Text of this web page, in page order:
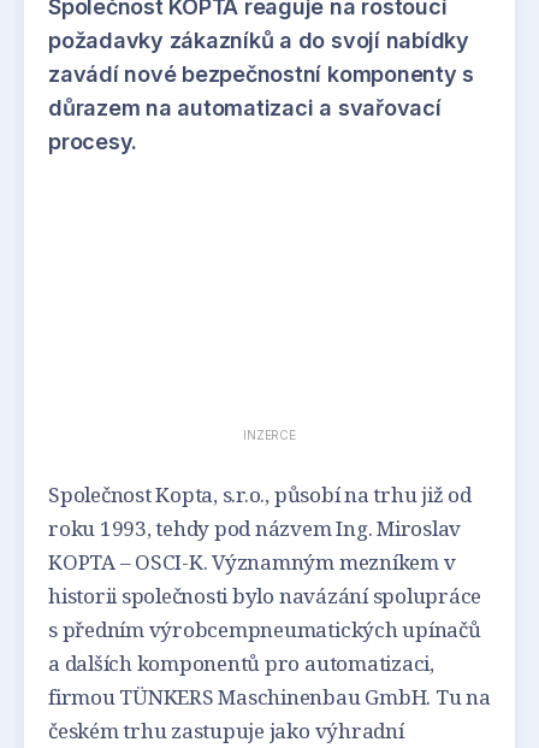
Společnost KOPTA reaguje na rostoucí
požadavky zákazníků a do svojí nabídky
zavádí nové bezpečnostní komponenty s
důrazem na automatizaci a svařovací
procesy.
INZERCE
Společnost Kopta, s.r.o., působí na trhu již od
roku 1993, tehdy pod názvem Ing. Miroslav
KOPTA – OSCI-K. Významným mezníkem v
historii společnosti bylo navázání spolupráce
s předním výrobcempneumatických upínačů
a dalších komponentů pro automatizaci,
firmou TÜNKERS Maschinenbau GmbH. Tu na
českém trhu zastupuje jako výhradní